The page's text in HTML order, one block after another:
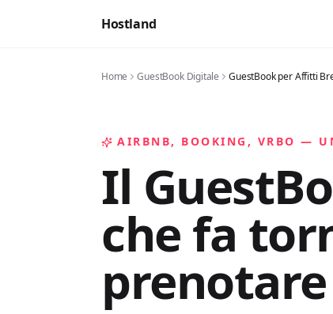
Hostland
Home GuestBook Digitale GuestBook per Affitti
AIRBNB, BOOKING, VRBO —
Il
che fa